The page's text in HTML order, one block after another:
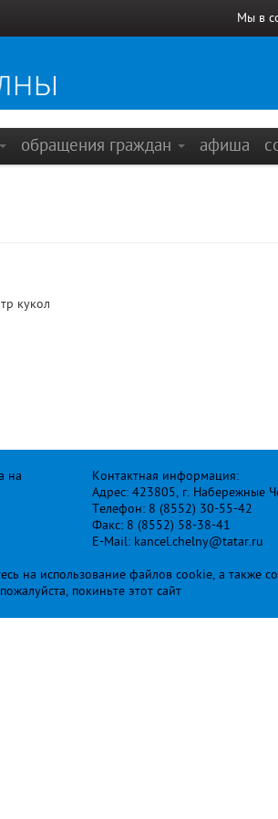
Мы в
обращения граждан афиша
кукол
на
Контактная информация:
Адрес: 423805, г. Набережные
Телефон: 8 (8552) 30-55-42
Факс: 8 (8552) 58-38-41
E-Mail: kancel.chelny@tatar.ru
на использование файлов cookie, а также
покиньте этот сайт